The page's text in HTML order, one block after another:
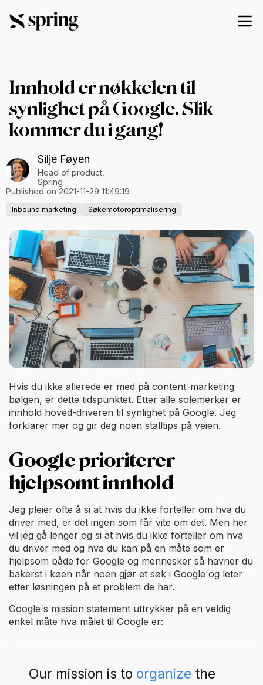
Innhold er nøkkelen til
synlighet på Google. Slik
kommer du i gang!
Silje Føyen
Head of product,
Spring
Published on 2021-11-29 11:49:19
Inbound marketing Søkemotoroptimalisering
Hvis du ikke allerede er med på content-marketing
bølgen, er dette tidspunktet. Etter alle solemerker er
innhold hoved-driveren til synlighet på Google. Jeg
forklarer mer og gir deg noen stalltips på veien.
Google prioriterer
hjelpsomt innhold
Jeg pleier ofte å si at hvis du ikke forteller om hva du
driver med, er det ingen som får vite om det. Men her
vil jeg gå lenger og si at hvis du ikke forteller om hva
du driver med og hva du kan på en måte som er
hjelpsom både for Google og mennesker så havner du
bakerst i køen når noen gjør et søk i Google og leter
etter løsningen på et problem de har.
Google´s mission statement uttrykker på en veldig
enkel måte hva målet til Google er:
Our mission is to organize the